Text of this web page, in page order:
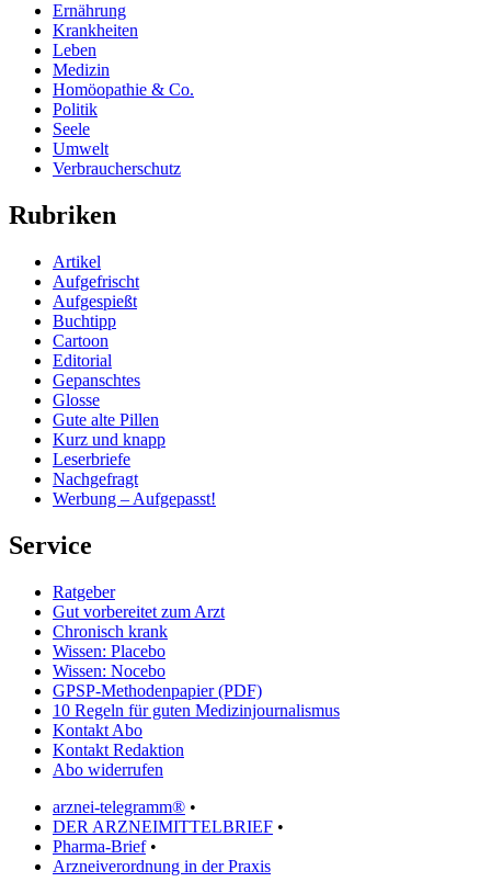
Ernährung
Krankheiten
Leben
Medizin
Homöopathie & Co.
Politik
Seele
Umwelt
Verbraucherschutz
Rubriken
Artikel
Aufgefrischt
Aufgespießt
Buchtipp
Cartoon
Editorial
Gepanschtes
Glosse
Gute alte Pillen
Kurz und knapp
Leserbriefe
Nachgefragt
Werbung – Aufgepasst!
Service
Ratgeber
Gut vorbereitet zum Arzt
Chronisch krank
Wissen: Placebo
Wissen: Nocebo
GPSP-Methodenpapier (PDF)
10 Regeln für guten Medizinjournalismus
Kontakt Abo
Kontakt Redaktion
Abo widerrufen
arznei-telegramm® •
DER ARZNEIMITTELBRIEF •
Pharma-Brief•
Arzneiverordnung in der Praxis